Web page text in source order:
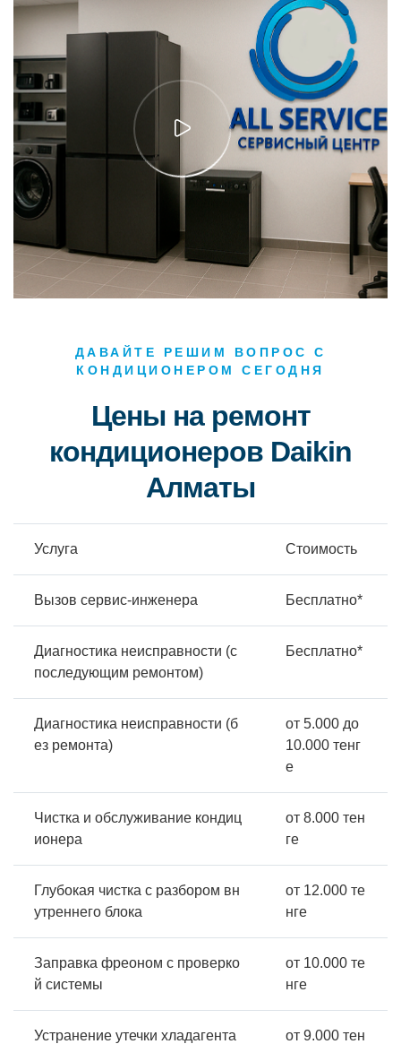
ДАВАЙТЕ РЕШИМ ВОПРОС С
КОНДИЦИОНЕРОМ СЕГОДНЯ
Цены на ремонт
кондиционеров Daikin
Алматы
Услуга Стоимость
Вызов сервис-инженера Бесплатно*
Диагностика неисправности (с
последующим ремонтом)
Бесплатно*
Диагностика неисправности (б
ез ремонта)
от 5.000 до
10.000 тенг
е
Чистка и обслуживание кондиц
ионера
от 8.000 тен
ге
Глубокая чистка с разбором вн
утреннего блока
от 12.000 те
нге
Заправка фреоном с проверко
й системы
от 10.000 те
нге
Устранение утечки хладагента
от 9.000 тен